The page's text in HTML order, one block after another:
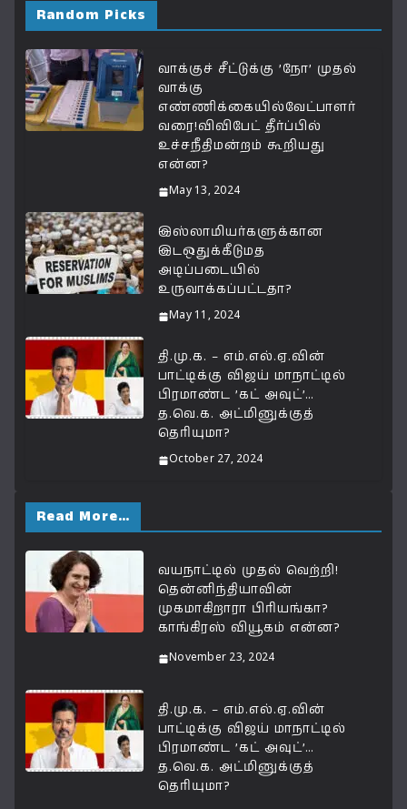
s
A
p
p
e
b
o
o
k
g
ra
m
l
y
n
k
r
Random Picks
வாக்குச் சீட்டுக்கு ’நோ’ முதல்
வாக்கு
எண்ணிக்கையில்வேட்பாளர்
வரை!விவிபேட் தீர்ப்பில்
உச்சநீதிமன்றம் கூறியது
என்ன?
May 13, 2024
இஸ்லாமியர்களுக்கான
இடஒதுக்கீடுமத
அடிப்படையில்
உருவாக்கப்பட்டதா?
May 11, 2024
தி.மு.க. – எம்.எல்.ஏ.வின்
பாட்டிக்கு விஜய் மாநாட்டில்
பிரமாண்ட ’கட் அவுட்’…
த.வெ.க. அட்மினுக்குத்
தெரியுமா?
October 27, 2024
Read More…
வயநாட்டில் முதல் வெற்றி!
தென்னிந்தியாவின்
முகமாகிறாரா பிரியங்கா?
காங்கிரஸ் வியூகம் என்ன?
November 23, 2024
தி.மு.க. – எம்.எல்.ஏ.வின்
பாட்டிக்கு விஜய் மாநாட்டில்
பிரமாண்ட ’கட் அவுட்’…
த.வெ.க. அட்மினுக்குத்
தெரியுமா?